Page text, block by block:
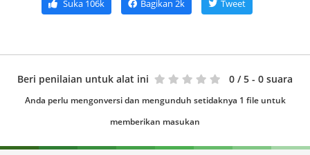
Suka106k Bagikan 2k Tweet
Beri penilaian untuk alat ini 0 / 5 - 0 suara
Anda perlu mengonversi dan mengunduh setidaknya 1 file untuk
memberikan masukan